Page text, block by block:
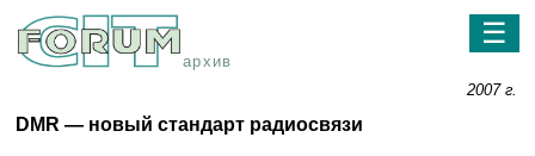
архив
☰
2007 г.
DMR — новый стандарт радиосвязи